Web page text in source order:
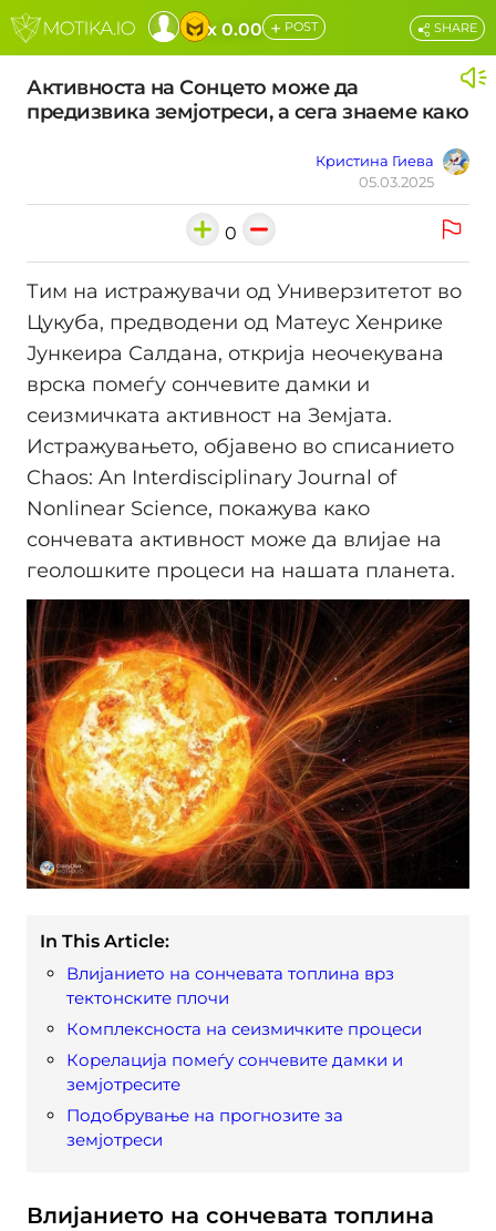
x 0.00 + POST
Активноста на Сонцето може да
предизвика земјотреси, а сега знаеме како
Кристина Гиева
05.03.2025
SHARE
0
Тим на истражувачи од Универзитетот во
Цукуба, предводени од Матеус Хенрике
Јункеира Салдана, открија неочекувана
врска помеѓу сончевите дамки и
сеизмичката активност на Земјата.
Истражувањето, објавено во списанието
Chaos: An Interdisciplinary Journal of
Nonlinear Science, покажува како
сончевата активност може да влијае на
геолошките процеси на нашата планета.
In This Article:
Влијанието на сончевата топлина врз
тектонските плочи
Комплексноста на сеизмичките процеси
Корелација помеѓу сончевите дамки и
земјотресите
Подобрување на прогнозите за
земјотреси
Влијанието на сончевата топлина